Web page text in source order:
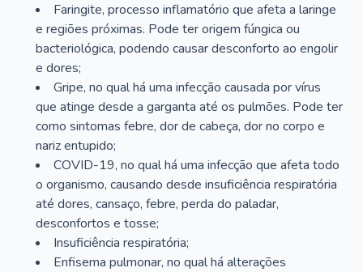
Faringite, processo inflamatório que afeta a laringe
e regiões próximas. Pode ter origem fúngica ou
bacteriológica, podendo causar desconforto ao engolir
e dores;
Gripe, no qual há uma infecção causada por vírus
que atinge desde a garganta até os pulmões. Pode ter
como sintomas febre, dor de cabeça, dor no corpo e
nariz entupido;
COVID-19, no qual há uma infecção que afeta todo
o organismo, causando desde insuficiência respiratória
até dores, cansaço, febre, perda do paladar,
desconfortos e tosse;
Insuficiência respiratória;
Enfisema pulmonar, no qual há alterações